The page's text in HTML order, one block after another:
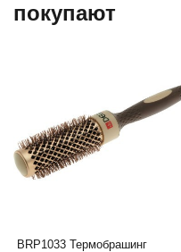
покупают
BRP1033 Термобрашинг